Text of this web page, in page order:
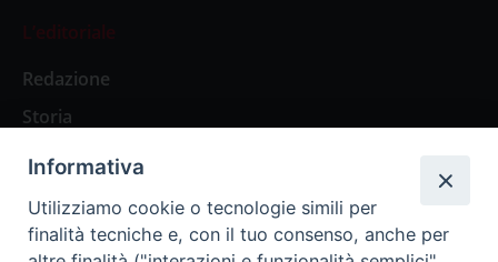
L’editoriale
Redazione
Storia
Abbonamenti
Abbonamento Annuale Digitale
Informativa
Utilizziamo cookie o tecnologie simili per
finalità tecniche e, con il tuo consenso, anche per